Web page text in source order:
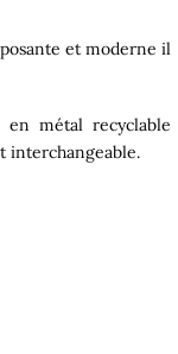
et moderne il
en métal recyclable
interchangeable.